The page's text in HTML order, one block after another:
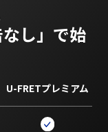
なし」で始
U-FRETプレミアム